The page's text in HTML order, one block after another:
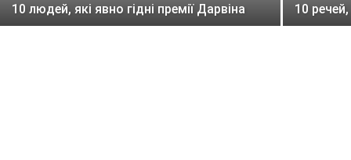
10 людей, які явно гідні премії Дарвіна 10